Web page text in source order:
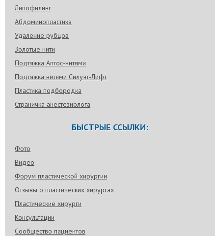
Липофилинг
Абдоминопластика
Удаление рубцов
Золотые нити
Подтяжка Аптос-нитями
Подтяжка нитями Силуэт-Лифт
Пластика подбородка
Страничка анестезиолога
БЫСТРЫЕ ССЫЛКИ:
Фото
Видео
Форум пластической хирургии
Отзывы о пластических хирургах
Пластические хирурги
Консультации
Сообщество пациентов